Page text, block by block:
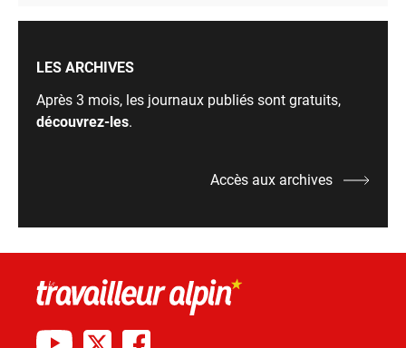
LES ARCHIVES
Après 3 mois, les journaux publiés sont gratuits,
découvrez-les.
Accès aux archives